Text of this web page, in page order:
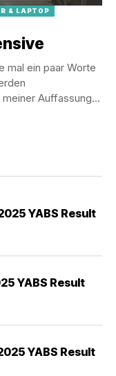
& LAPTOP
mal ein paar Worte
Auffassung
YABS Result
YABS Result
YABS Result